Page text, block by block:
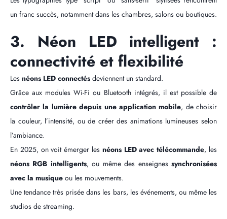
un franc succès, notamment dans les chambres, salons ou boutiques.
3. Néon LED intelligent :
connectivité et flexibilité
Les néons LED connectés deviennent un standard.
Grâce aux modules Wi-Fi ou Bluetooth intégrés, il est possible de
contrôler la lumière depuis une application mobile, de choisir
la couleur, l’intensité, ou de créer des animations lumineuses selon
l’ambiance.
En 2025, on voit émerger les néons LED avec télécommande, les
néons RGB intelligents, ou même des enseignessynchronisées
avec la musique ou les mouvements.
Une tendance très prisée dans les bars, les événements, ou même les
studios de streaming.